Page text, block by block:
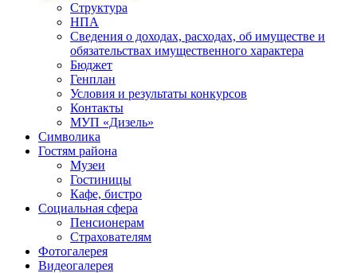
Структура
НПА
Сведения о доходах, расходах, об имуществе и
обязательствах имущественного характера
Бюджет
Генплан
Условия и результаты конкурсов
Контакты
МУП «Дизель»
Символика
Гостям района
Музеи
Гостиницы
Кафе, бистро
Социальная сфера
Пенсионерам
Страхователям
Фотогалерея
Видеогалерея